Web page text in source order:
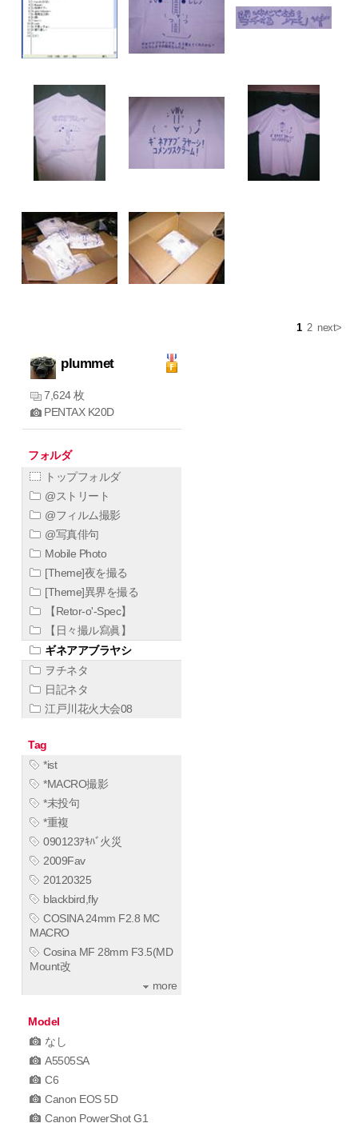
1 2 next>
plummet
7,624 枚
PENTAX K20D
フォルダ
トップフォルダ
@ストリート
@フィルム撮影
@写真俳句
Mobile Photo
[Theme]夜を撮る
[Theme]異界を撮る
【Retor-o'-Spec】
【日々撮ル寫眞】
ギネアアブラヤシ
ヲチネタ
日記ネタ
江戸川花火大会08
Tag
*ist
*MACRO撮影
*未投句
*重複
090123ｱｷﾊﾞ火災
2009Fav
20120325
blackbird,fly
COSINA 24mm F2.8 MC
MACRO
Cosina MF 28mm F3.5(MD
Mount改
more
Model
なし
A5505SA
C6
Canon EOS 5D
Canon PowerShot G1